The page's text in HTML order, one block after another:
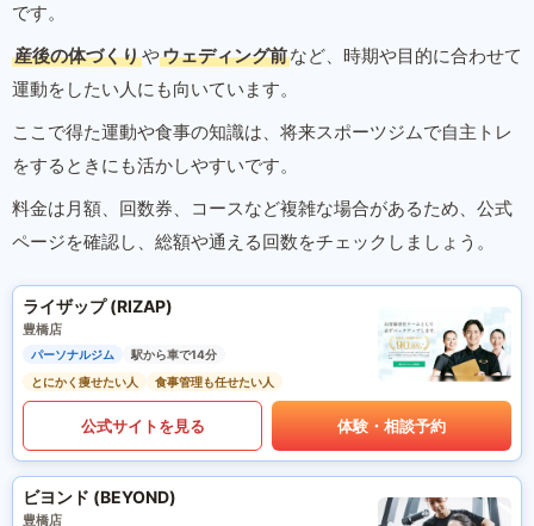
です。
産後の体づくりやウェディング前など、時期や目的に合わせて
運動をしたい人にも向いています。
ここで得た運動や食事の知識は、将来スポーツジムで自主トレ
をするときにも活かしやすいです。
料金は月額、回数券、コースなど複雑な場合があるため、公式
ページを確認し、総額や通える回数をチェックしましょう。
ライザップ (RIZAP)
豊橋店
パーソナルジム
駅から車で14分
とにかく痩せたい人
食事管理も任せたい人
公式サイトを見る 体験・相談予約
ビヨンド (BEYOND)
豊橋店